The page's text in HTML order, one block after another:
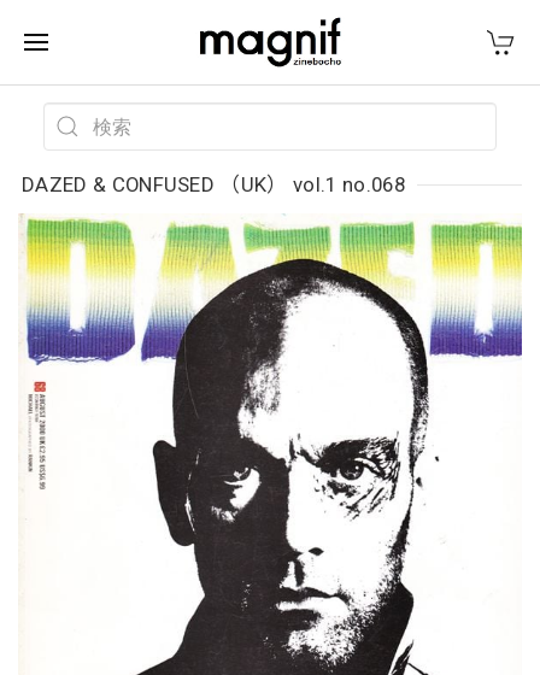
DAZED & CONFUSED （UK） vol.1 no.068